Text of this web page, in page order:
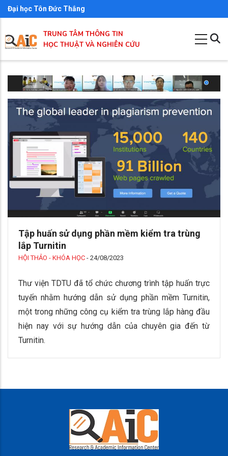
Nhảy
đến
nội
dung
Đại học Tôn Đức Thắng
TRUNG TÂM THÔNG TIN
HỌC THUẬT VÀ NGHIÊN CỨU
Tập huấn sử dụng phần mềm kiểm tra trùng
lắp Turnitin
HỘI THẢO - KHÓA HỌC - 24/08/2023
Thư viện TDTU đã tổ chức chương trình tập huấn trực
tuyến nhằm hướng dẫn sử dụng phần mềm Turnitin,
một trong những công cụ kiểm tra trùng lắp hàng đầu
hiện nay với sự hướng dẫn của chuyên gia đến từ
Turnitin.